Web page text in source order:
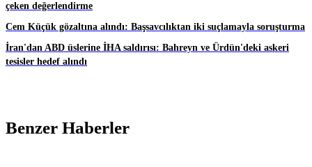
çeken değerlendirme
Cem Küçük gözaltına alındı: Başsavcılıktan iki suçlamayla soruşturma
İran'dan ABD üslerine İHA saldırısı: Bahreyn ve Ürdün'deki askeri
tesisler hedef alındı
Benzer Haberler